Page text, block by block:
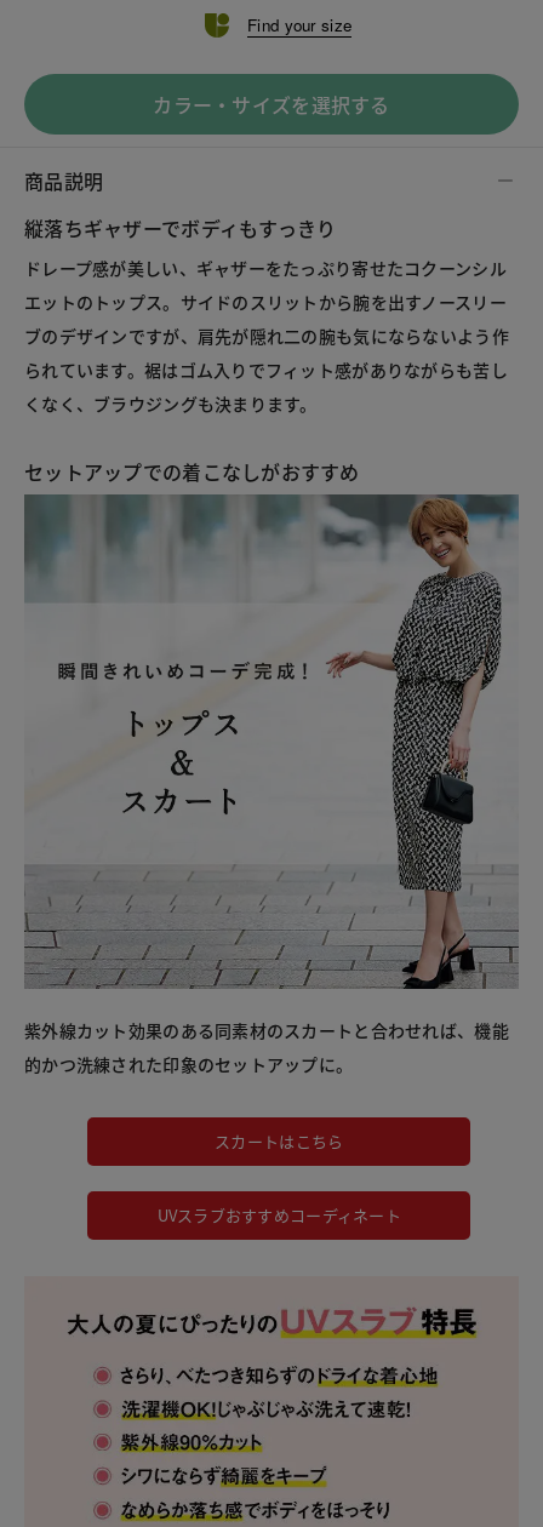
Find your size
カラー・サイズを選択する
商品説明
縦落ちギャザーでボディもすっきり
ドレープ感が美しい、ギャザーをたっぷり寄せたコクーンシル
エットのトップス。サイドのスリットから腕を出すノースリー
ブのデザインですが、肩先が隠れ二の腕も気にならないよう作
られています。裾はゴム入りでフィット感がありながらも苦し
くなく、ブラウジングも決まります。
セットアップでの着こなしがおすすめ
紫外線カット効果のある同素材のスカートと合わせれば、機能
的かつ洗練された印象のセットアップに。
スカートはこちら
UVスラブおすすめコーディネート